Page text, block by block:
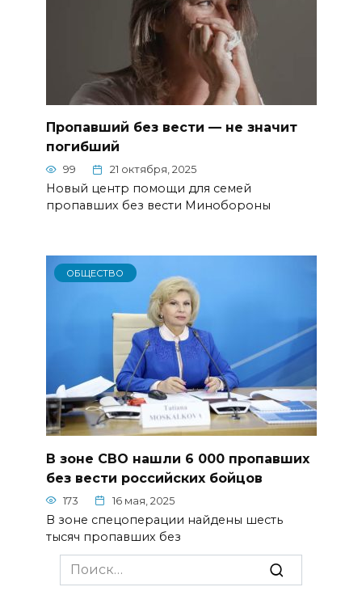
Пропавший без вести — не значит
погибший
99 21 октября, 2025
Новый центр помощи для семей
пропавших без вести Минобороны
ОБЩЕСТВО
В зоне СВО нашли 6 000 пропавших
без вести российских бойцов
173 16 мая, 2025
В зоне спецоперации найдены шесть
тысяч пропавших без
Search
for: